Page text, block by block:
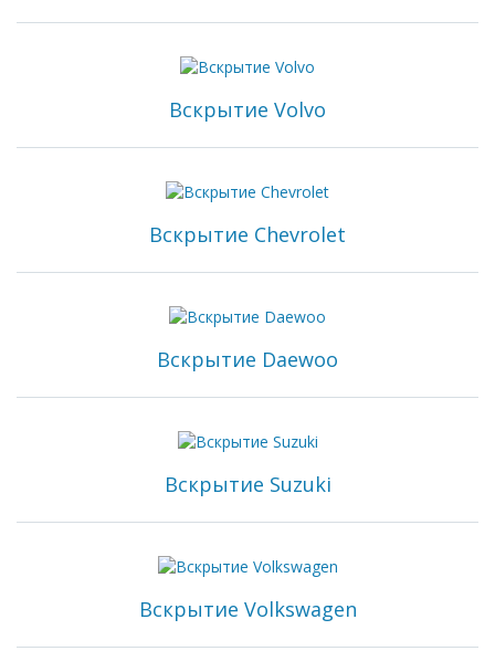
Вскрытие Volvo
Вскрытие Chevrolet
Вскрытие Daewoo
Вскрытие Suzuki
Вскрытие Volkswagen